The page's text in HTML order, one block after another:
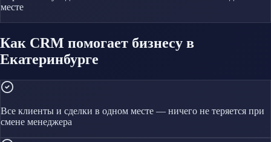
месте
Как CRM помогает бизнесу в
Екатеринбурге
Все клиенты и сделки в одном месте — ничего не теряется при
смене менеджера